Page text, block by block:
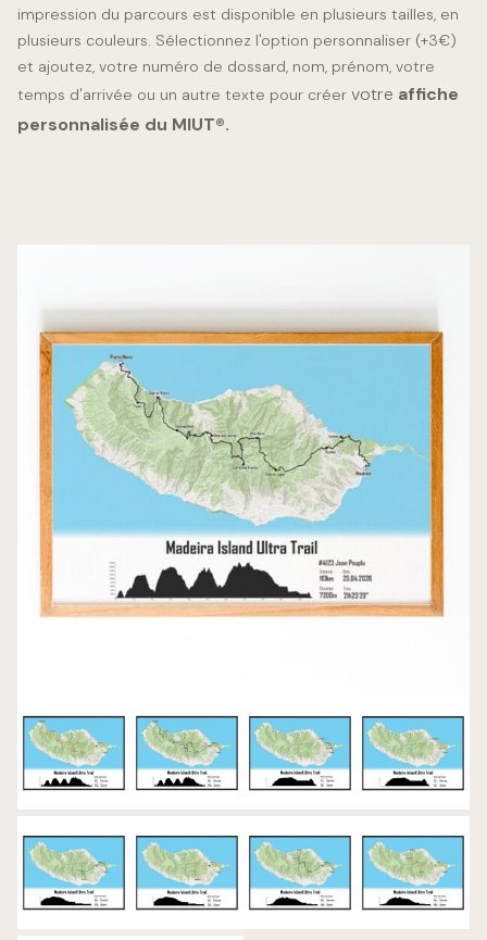
impression du parcours est disponible en plusieurs tailles, en
plusieurs couleurs. Sélectionnez l'option personnaliser (+3€)
et ajoutez, votre numéro de dossard, nom, prénom, votre
temps d'arrivée ou un autre texte pour créer votre affiche
personnalisée du MIUT®.